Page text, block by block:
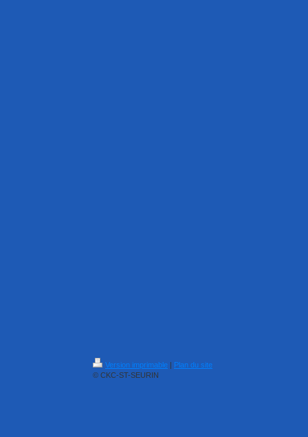
Version imprimable | Plan du site
© CKC-ST-SEURIN